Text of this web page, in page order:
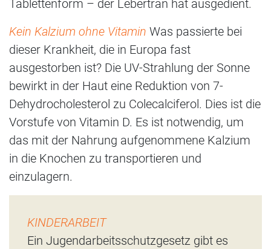
Tablettenform – der Lebertran hat ausgedient.
Kein Kalzium ohne Vitamin Was passierte bei
dieser Krankheit, die in Europa fast
ausgestorben ist? Die UV-Strahlung der Sonne
bewirkt in der Haut eine Reduktion von 7-
Dehydrocholesterol zu Colecalciferol. Dies ist die
Vorstufe von Vitamin D. Es ist notwendig, um
das mit der Nahrung aufgenommene Kalzium
in die Knochen zu transportieren und
einzulagern.
KINDERARBEIT
Ein Jugendarbeitsschutzgesetz gibt es